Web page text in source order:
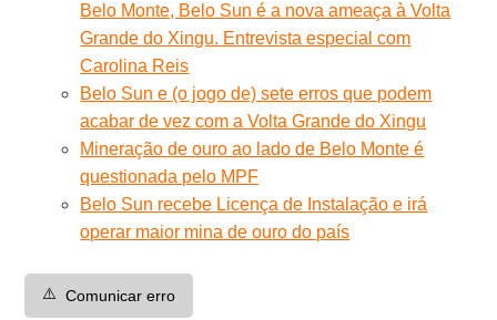
Belo Monte, Belo Sun é a nova ameaça à Volta
Grande do Xingu. Entrevista especial com
Carolina Reis
Belo Sun e (o jogo de) sete erros que podem
acabar de vez com a Volta Grande do Xingu
Mineração de ouro ao lado de Belo Monte é
questionada pelo MPF
Belo Sun recebe Licença de Instalação e irá
operar maior mina de ouro do país
⚠️ Comunicar erro